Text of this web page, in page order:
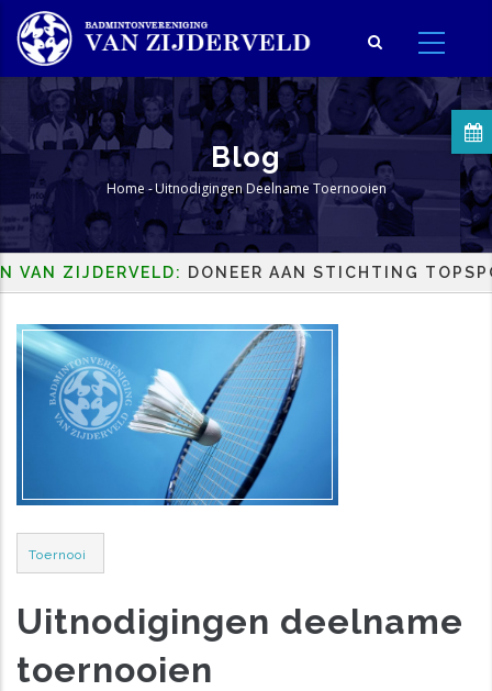
Overslaan
en
naar
inhoud
gaan
Blog
Kruimelpad
Home -Uitnodigingen Deelname Toernooien
ZIJDERVELD:DONEER AAN STICHTING
Post
Category
Toernooi
Uitnodigingen deelname
toernooien